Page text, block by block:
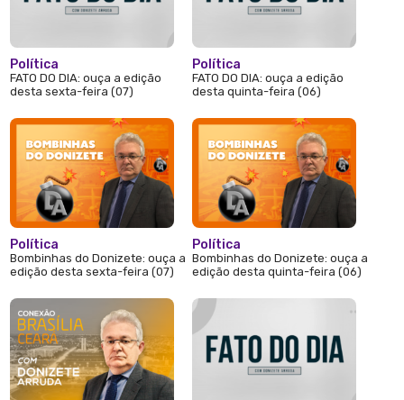
Política
FATO DO DIA: ouça a edição
desta sexta-feira (07)
Política
Bombinhas do Donizete: ouça a
edição desta sexta-feira (07)
Política
FATO DO DIA: ouça a edição
desta quinta-feira (06)
Política
Bombinhas do Donizete: ouça a
edição desta quinta-feira (06)